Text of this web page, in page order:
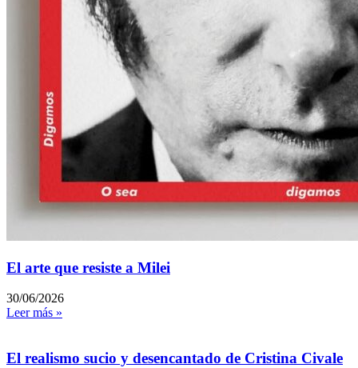
El arte que resiste a Milei
30/06/2026
Leer más »
El realismo sucio y desencantado de Cristina Civale